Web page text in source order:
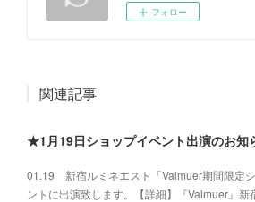
フォロー
関連記事
★1月19日ショップイベント出演のお
01.19 新宿ルミネエスト「Valmuer期間限定
ントに出演致します。【詳細】『Valmuer』新